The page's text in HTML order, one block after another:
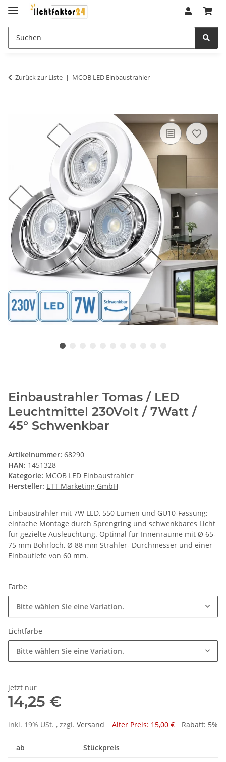
Zurück zur Liste MCOB LED Einbaustrahler
Einbaustrahler Tomas / LED
Leuchtmittel 230Volt / 7Watt /
45° Schwenkbar
Artikelnummer: 68290
HAN: 1451328
Kategorie: MCOB LED Einbaustrahler
Hersteller: ETT Marketing GmbH
Einbaustrahler mit 7W LED, 550 Lumen und GU10-Fassung;
einfache Montage durch Sprengring und schwenkbares Licht
für gezielte Ausleuchtung. Optimal für Innenräume mit Ø 65-
75 mm Bohrloch, Ø 88 mm Strahler- Durchmesser und einer
Einbautiefe von 60 mm.
Farbe
Bitte wählen Sie eine Variation.
Lichtfarbe
Bitte wählen Sie eine Variation.
jetzt nur
14,25 €
inkl. 19% USt. , zzgl. Versand Alter Preis: 15,00 € Rabatt: 5%
ab Stückpreis